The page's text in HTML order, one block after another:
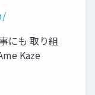
にも 取り組
Kaze